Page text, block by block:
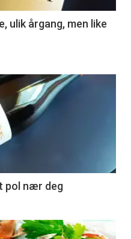
ulik årgang, men like
pol nær deg